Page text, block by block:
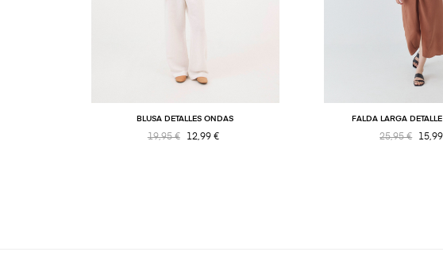
BLUSA DETALLES ONDAS
19,95 € 12,99 €
FALDA LARGA
25,95 €